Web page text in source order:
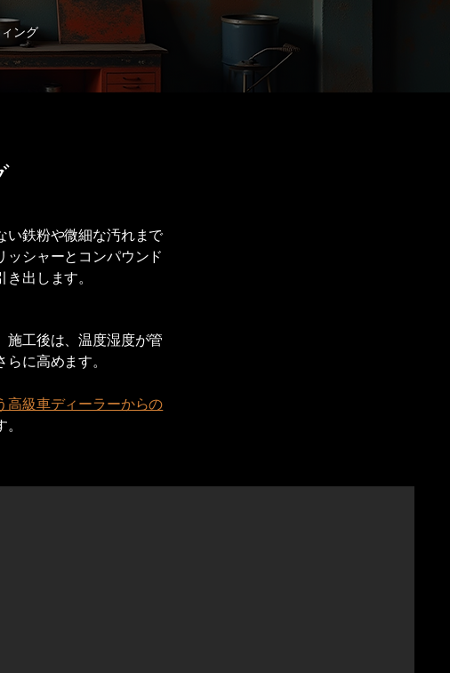
ング
い鉄粉や微細な汚れまで
ッシャーとコンパウンド
出します。
施工後は、温度湿度が管
に高めます。
高級車ディーラーからの